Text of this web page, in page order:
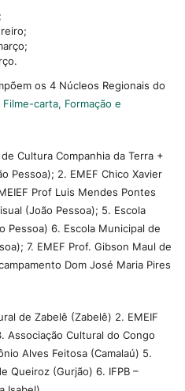
os 4 Núcleos Regionais do
carta, Formação e
Cultura Companhia da Terra +
Pessoa); 2. EMEF Chico Xavier
Prof Luis Mendes Pontes
(João Pessoa); 5. Escola
Pessoa) 6. Escola Municipal de
7. EMEF Prof. Gibson Maul de
Dom José Maria Pires
de Zabelê (Zabelê) 2. EMEIF
Associação Cultural do Congo
Alves Feitosa (Camalaú) 5.
Queiroz (Gurjão) 6. IFPB –